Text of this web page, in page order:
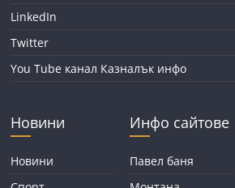
LinkedIn
Twitter
You Tube канал Казналък инфо
Новини
Новини
Инфо сайтове
Павел баня